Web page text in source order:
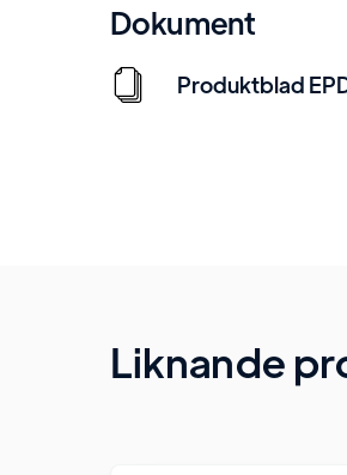
Dokument
Produktblad
Liknande